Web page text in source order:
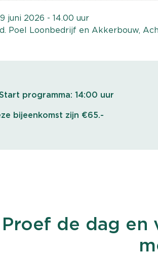
juni 2026 - 14.00 uur
Poel Loonbedrijf en Akkerbouw,
programma: 14:00 uur
bijeenkomst zijn €65.-
Proef de dag